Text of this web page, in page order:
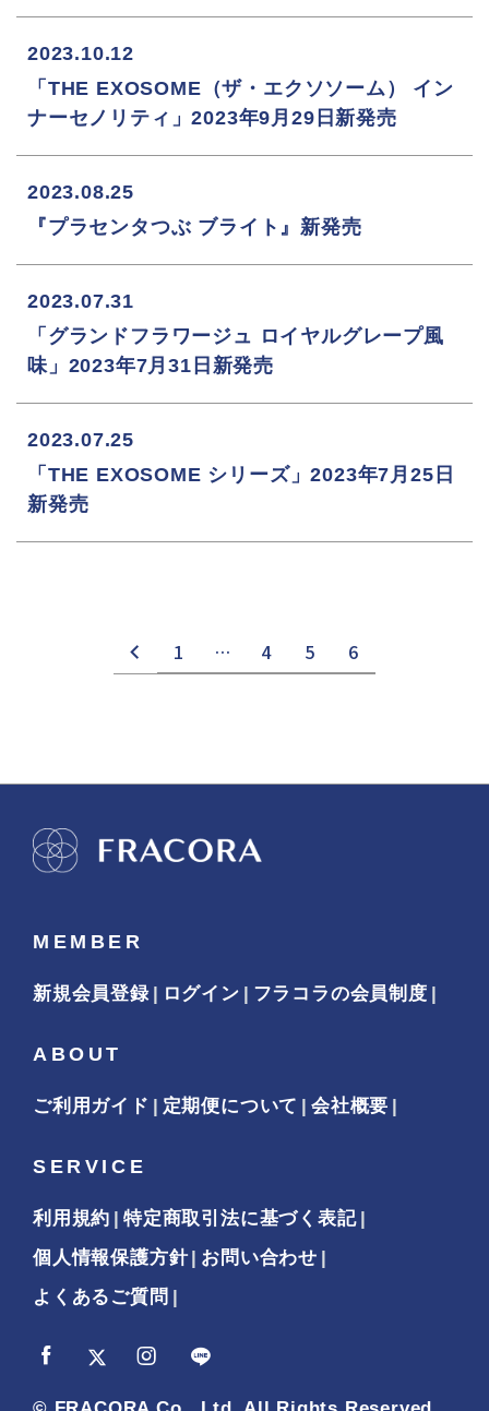
2023.10.12
「THE EXOSOME（ザ・エクソソーム） イン
ナーセノリティ」2023年9月29日新発売
2023.08.25
『プラセンタつぶ ブライト』新発売
2023.07.31
「グランドフラワージュ ロイヤルグレープ風
味」2023年7月31日新発売
2023.07.25
「THE EXOSOME シリーズ」2023年7月25日
新発売
1 … 4 5 6
MEMBER
新規会員登録 ログイン フラコラの会員制度
ABOUT
ご利用ガイド 定期便について 会社概要
SERVICE
利用規約
特定商取引法に基づく表記
個人情報保護方針
お問い合わせ
よくあるご質問